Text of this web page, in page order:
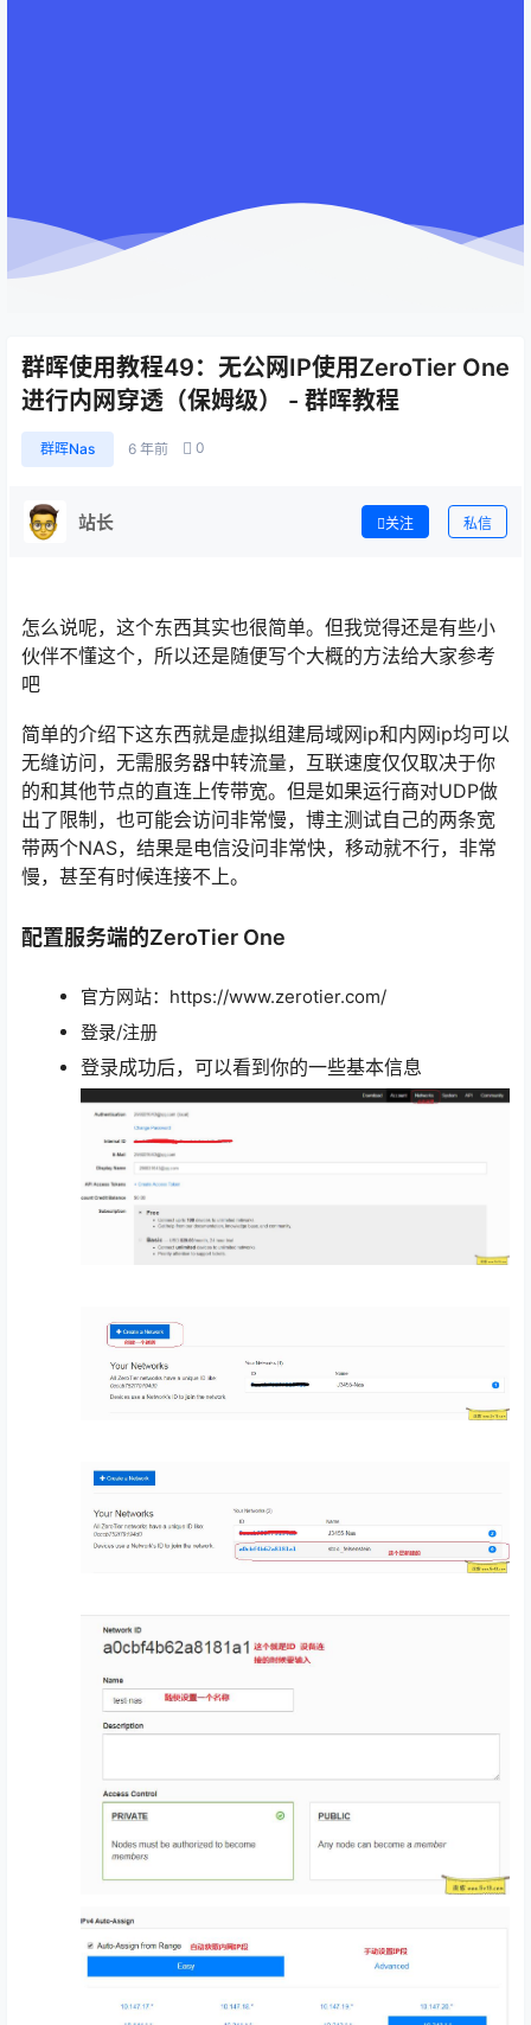
群晖使用教程49：无公网IP使用ZeroTier One
进行内网穿透（保姆级） - 群晖教程
群晖Nas 6 年前 0
站长 关注 私信
怎么说呢，这个东西其实也很简单。但我觉得还是有些小
伙伴不懂这个，所以还是随便写个大概的方法给大家参考
吧
简单的介绍下这东西就是虚拟组建局域网ip和内网ip均可以
无缝访问，无需服务器中转流量，互联速度仅仅取决于你
的和其他节点的直连上传带宽。但是如果运行商对UDP做
出了限制，也可能会访问非常慢，博主测试自己的两条宽
带两个NAS，结果是电信没问非常快，移动就不行，非常
慢，甚至有时候连接不上。
配置服务端的ZeroTier One
官方网站：https://www.zerotier.com/
登录/注册
登录成功后，可以看到你的一些基本信息